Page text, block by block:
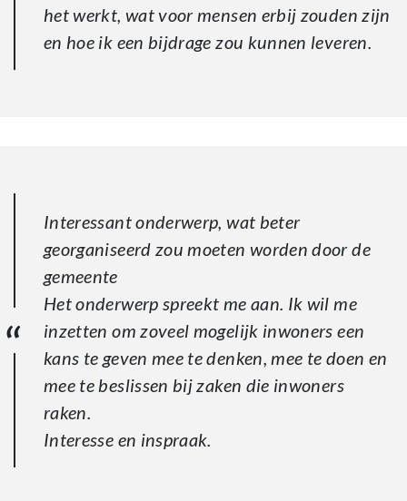
het werkt, wat voor mensen erbij zouden zijn
en hoe ik een bijdrage zou kunnen leveren.
Interessant onderwerp, wat beter
georganiseerd zou moeten worden door de
gemeente
Het onderwerp spreekt me aan. Ik wil me
inzetten om zoveel mogelijk inwoners een
kans te geven mee te denken, mee te doen en
mee te beslissen bij zaken die inwoners
raken.
Interesse en inspraak.